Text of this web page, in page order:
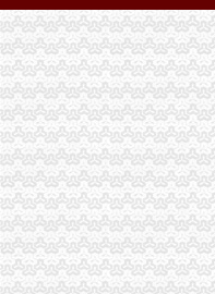
51La